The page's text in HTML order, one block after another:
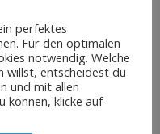
perfektes
Für den optimalen
notwendig. Welche
willst, entscheidest du
und mit allen
können, klicke auf